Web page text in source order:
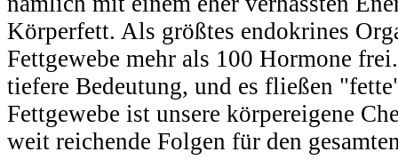
Körperfett. Als größtes endokrines
Fettgewebe mehr als 100 Hormone
tiefere Bedeutung, und es fließen
Fettgewebe ist unsere körpereigene
weit reichende Folgen für den